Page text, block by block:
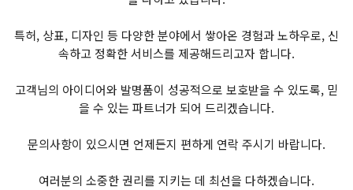
특허, 상표, 디자인 등 다양한 분야에서 쌓아온 경험과 노하우로, 신
속하고 정확한 서비스를 제공해드리고자 합니다.
고객님의 아이디어와 발명품이 성공적으로 보호받을 수 있도록, 믿
을 수 있는 파트너가 되어 드리겠습니다.
문의사항이 있으시면 언제든지 편하게 연락 주시기 바랍니다.
여러분의 소중한 권리를 지키는 데 최선을 다하겠습니다.